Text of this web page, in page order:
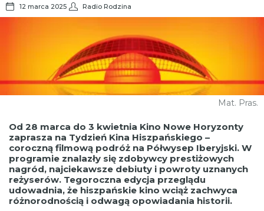
12 marca 2025 Radio Rodzina
Mat. Pras.
Od 28 marca do 3 kwietnia Kino Nowe Horyzonty
zaprasza na Tydzień Kina Hiszpańskiego –
coroczną filmową podróż na Półwysep Iberyjski. W
programie znalazły się zdobywcy prestiżowych
nagród, najciekawsze debiuty i powroty uznanych
reżyserów. Tegoroczna edycja przeglądu
udowadnia, że hiszpańskie kino wciąż zachwyca
różnorodnością i odwagą opowiadania historii.